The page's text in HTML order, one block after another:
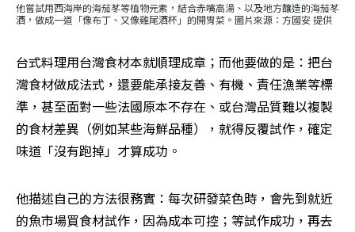
他嘗試用西海岸的海茄苳等植物元素，結合赤嘴高湯、以及地方釀造的海茄苳
酒，做成一道「像布丁、又像雞尾酒杯」的開胃菜。圖片來源：方國安 提供
台式料理用台灣食材本就順理成章；而他要做的是：把台
灣食材做成法式，還要能承接友善、有機、責任漁業等標
準，甚至面對一些法國原本不存在、或台灣品質難以複製
的食材差異（例如某些海鮮品種），就得反覆試作，確定
味道「沒有跑掉」才算成功。
他描述自己的方法很務實：每次研發菜色時，會先到就近
的魚市場買食材試作，因為成本可控；等試作成功，再去